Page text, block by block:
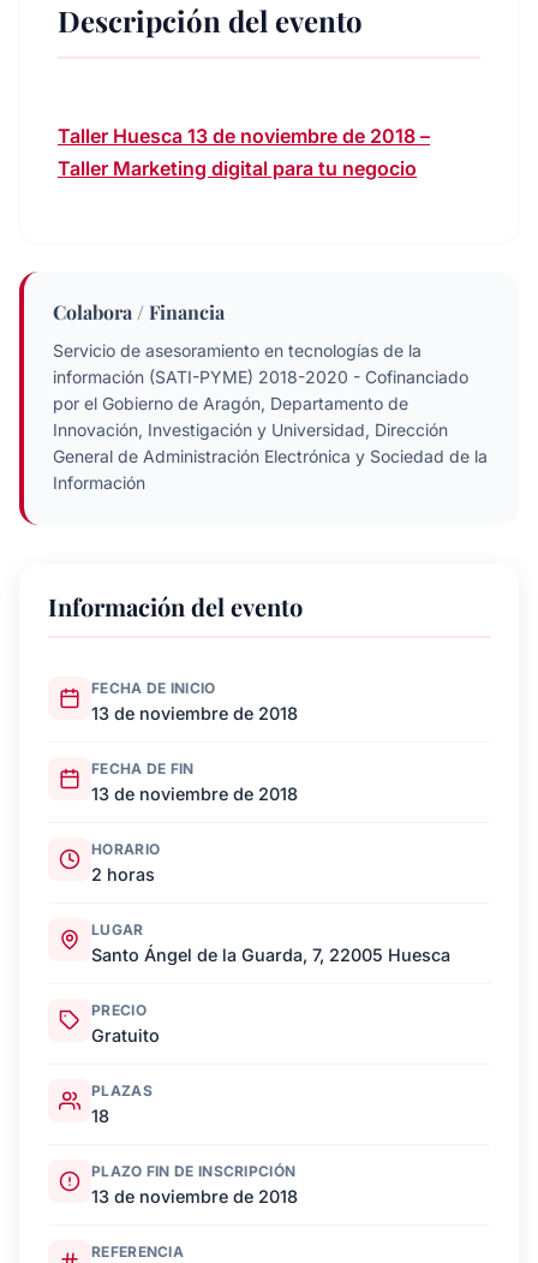
Descripción del evento
Taller Huesca 13 de noviembre de 2018 –
Taller Marketing digital para tu negocio
Colabora / Financia
Servicio de asesoramiento en tecnologías de la
información (SATI-PYME) 2018-2020 - Cofinanciado
por el Gobierno de Aragón, Departamento de
Innovación, Investigación y Universidad, Dirección
General de Administración Electrónica y Sociedad de la
Información
Información del evento
FECHA DE INICIO
13 de noviembre de 2018
FECHA DE FIN
13 de noviembre de 2018
HORARIO
2 horas
LUGAR
Santo Ángel de la Guarda, 7, 22005 Huesca
PRECIO
Gratuito
PLAZAS
18
PLAZO FIN DE INSCRIPCIÓN
13 de noviembre de 2018
REFERENCIA